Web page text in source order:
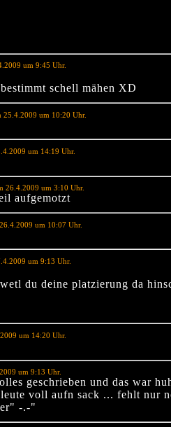
um 9:45 Uhr.
schell mähen XD
25.4.2009 um 10:20 Uhr.
um 14:19 Uhr.
26.4.2009 um 3:10 Uhr.
aufgemotzt
um 10:07 Uhr.
um 9:13 Uhr.
du deine platzierung da
um 14:20 Uhr.
um 9:13 Uhr.
geschrieben und das war
voll aufn sack ... fehlt nur
-.-"